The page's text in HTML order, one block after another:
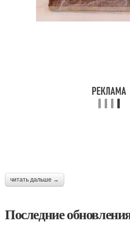
читать дальше →
Последние